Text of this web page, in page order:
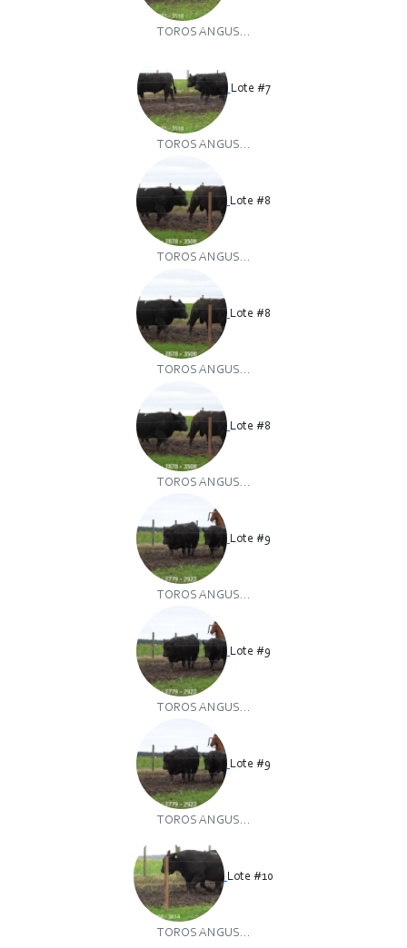
TOROS ANGUS...
Lote #7
TOROS ANGUS...
Lote #8
TOROS ANGUS...
Lote #8
TOROS ANGUS...
Lote #8
TOROS ANGUS...
Lote #9
TOROS ANGUS...
Lote #9
TOROS ANGUS...
Lote #9
TOROS ANGUS...
Lote #10
TOROS ANGUS...